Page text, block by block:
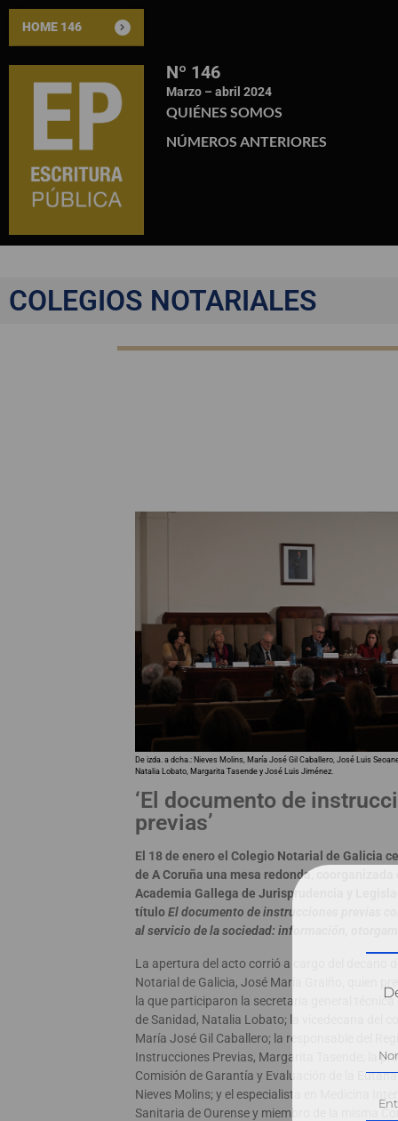
HOME 146
Nº 146
Marzo – abril 2024
QUIÉNES SOMOS
NÚMEROS ANTERIORES
COLEGIOS NOTARIALES
De izda. a dcha.: Nieves Molins, María José Gil Caballero, José Luis
Natalia Lobato, Margarita Tasende y José Luis Jiménez.
‘El documento de
previas’
El 18 de enero el Colegio Notarial de Galicia
de A Coruña una mesa redonda, coorganizada
Academia Gallega de Jurisprudencia y
títuloEl documento de instrucciones previas
al servicio de la sociedad: información,
La apertura del acto corrió a cargo del decano
Notarial de Galicia, José María Graiño, quien
la que participaron la secretaria general técnica
de Sanidad, Natalia Lobato; la vicedecana del
María José Gil Caballero; la responsable del
Instrucciones Previas, Margarita Tasende; la
Comisión de Garantía y Evaluación de la
Nieves Molins; y el especialista en Medicina
Sanitaria de Ourense y miembro de la misma